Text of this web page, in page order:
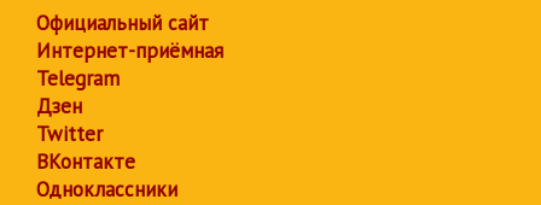
Официальный сайт
Интернет-приёмная
Telegram
Дзен
Twitter
ВКонтакте
Одноклассники